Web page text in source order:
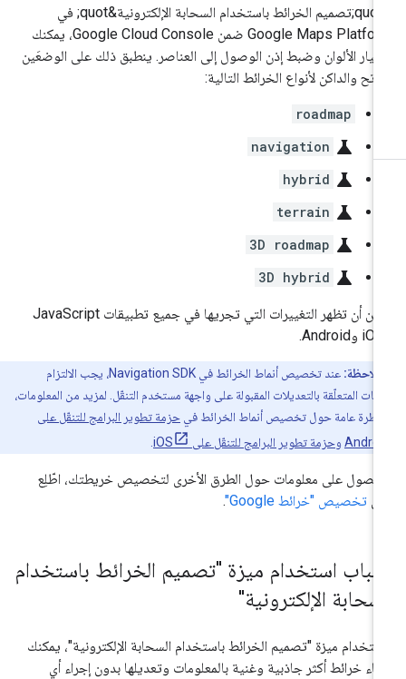
&quot;تصميم الخرائط باستخدام السحابة الإلكترونية&quot; في
Google Maps Platform ضمن Google Cloud Console، يمكنك
الألوان وضبط إذن الوصول إلى العناصر. ينطبق ذلك على الوضعَين
والداكن لأنواع الخرائط التالية:
roadmap
science
navigation
science
hybrid
science
terrain
science
3D roadmap
science
3D hybrid
يمكن أن تظهر التغييرات التي تجريها في جميع تطبيقات JavaScript
ملاحظة:
عند تخصيص أنماط الخرائط في Navigation SDK، يجب الالتزام
المتعلّقة بالتعديلات المقبولة على واجهة مستخدم التنقّل. لمزيد من المعلومات،
نظرة عامة حول تخصيص أنماط الخرائط فيحزمة تطوير البرامج للتنقّل على
وحزمة تطوير البرامج للتنقّل على iOS
على معلومات حول الطرق الأخرى لتخصيص خريطتك، اطّلِع
تخصيص "خرائط Google" .
استخدام ميزة "تصميم الخرائط باستخدام
الإلكترونية"
ميزة "تصميم الخرائط باستخدام السحابة الإلكترونية"، يمكنك
خرائط أكثر جاذبية وغنية بالمعلومات وتعديلها بدون إجراء أي